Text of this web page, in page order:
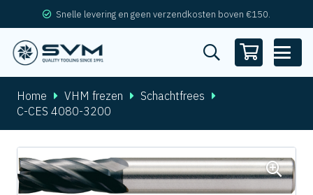
Snelle levering en geen verzendkosten boven €150.
Home VHM frezen
Schachtfrees
C-CES 4080-3200